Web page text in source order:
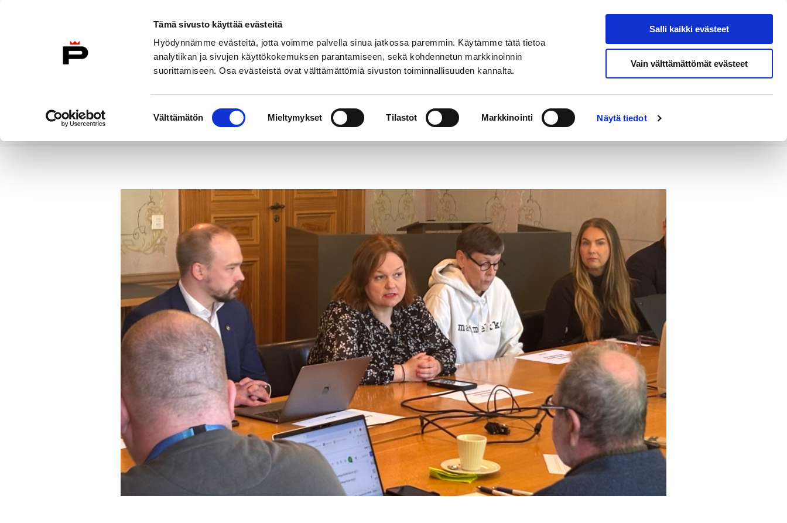
Tämä sivusto käyttää evästeitä
Hyödynnämme evästeitä, jotta voimme palvella sinua jatkossa paremmin. Käytämme tätä tietoa
analytiikan ja sivujen käyttökokemuksen parantamiseen, sekä kohdennetun markkinoinnin
suorittamiseen. Osa evästeistä ovat välttämättömiä sivuston toiminnallisuuden kannalta.
valinta
Välttämätön Mieltymykset Tilastot Markkinointi Näytä tiedot
Salli kaikki evästeet
Vain välttämättömät evästeet
Etusivulle
Hae sivustolta
Etusivu